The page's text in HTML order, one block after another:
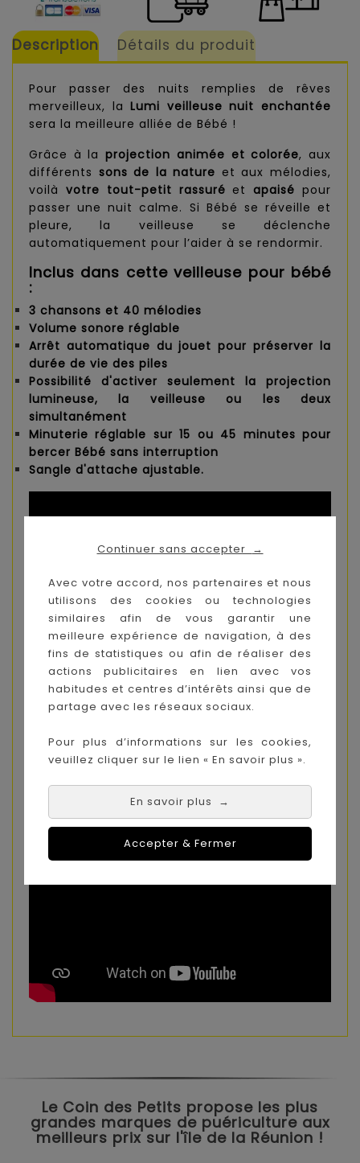
Continuer sans accepter →
Avec votre accord, nos partenaires et nous
utilisons des cookies ou technologies
similaires afin de vous garantir une
meilleure expérience de navigation, à des
fins de statistiques ou afin de réaliser des
actions publicitaires en lien avec vos
habitudes et centres d’intérêts ainsi que de
partage avec les réseaux sociaux.
Pour plus d’informations sur les cookies,
veuillez cliquer sur le lien « En savoir plus ».
En savoir plus →
Accepter & Fermer
Description Détails du produit
Pour passer des nuits remplies de rêves
merveilleux, laLumi veilleuse nuit enchantée
sera la meilleure alliée de Bébé !
Grâce à laprojection animée et colorée, aux
différents sons de la nature et aux mélodies,
voilà votre tout-petit rassuréetapaisé pour
passer une nuit calme. Si Bébé se réveille et
pleure, la veilleuse se déclenche
automatiquement pour l’aider à se rendormir.
Inclus dans cette veilleuse pour bébé
:
3 chansons et 40 mélodies
Volume sonore réglable
Arrêt automatique du jouet pour préserver la
durée de vie des piles
Possibilité d'activer seulement la projection
lumineuse, la veilleuse ou les deux
simultanément
Minuterie réglable sur 15 ou 45 minutes pour
bercer Bébé sans interruption
Sangle d'attache ajustable.
Le Coin des Petits propose les plus
grandes marques de puériculture aux
meilleurs prix sur l'île de la Réunion !